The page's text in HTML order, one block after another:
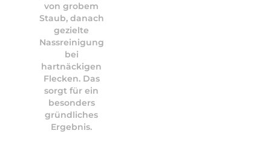
von grobem
Staub, danach
gezielte
Nassreinigung
bei
hartnäckigen
Flecken. Das
sorgt für ein
besonders
gründliches
Ergebnis.